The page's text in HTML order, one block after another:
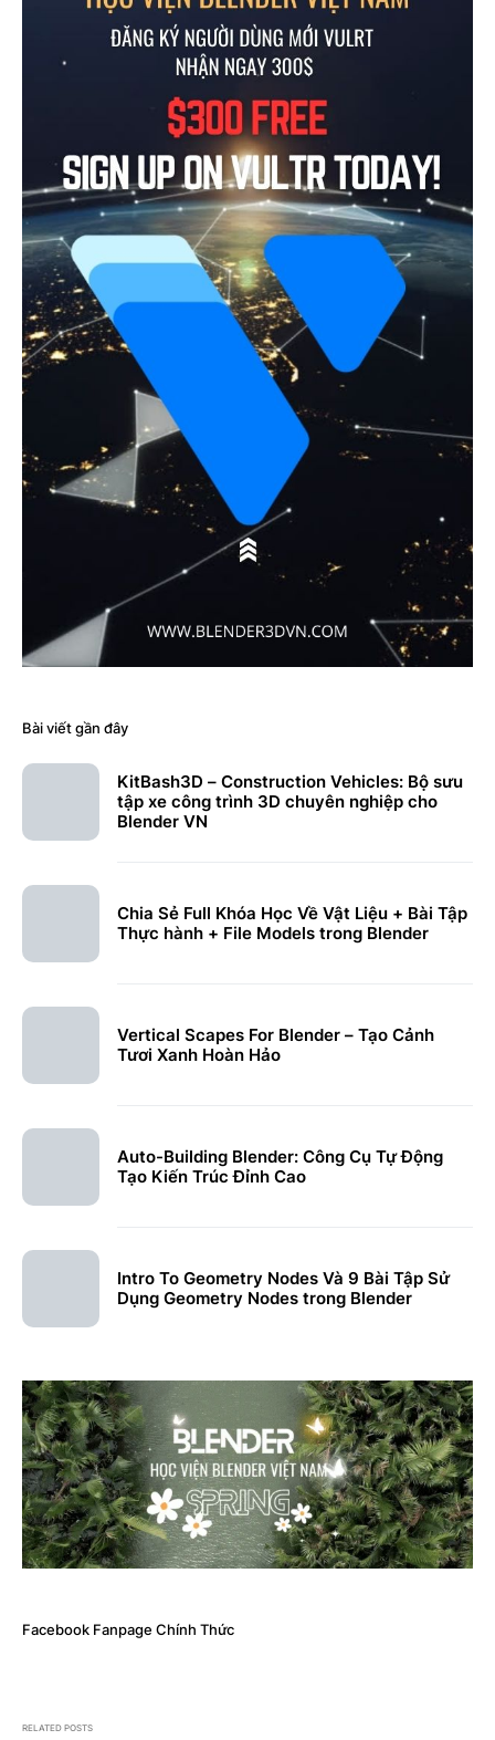
Bài viết gần đây
KitBash3D – Construction Vehicles: Bộ sưu
tập xe công trình 3D chuyên nghiệp cho
Blender VN
Chia Sẻ Full Khóa Học Về Vật Liệu + Bài Tập
Thực hành + File Models trong Blender
Vertical Scapes For Blender – Tạo Cảnh
Tươi Xanh Hoàn Hảo
Auto-Building Blender: Công Cụ Tự Động
Tạo Kiến Trúc Đỉnh Cao
Intro To Geometry Nodes Và 9 Bài Tập Sử
Dụng Geometry Nodes trong Blender
Facebook Fanpage Chính Thức
RELATED POSTS